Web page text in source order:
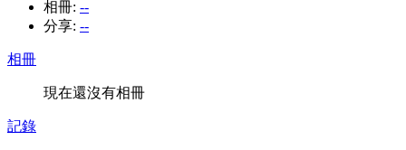
相冊: --
分享: --
相冊
現在還沒有相冊
記錄